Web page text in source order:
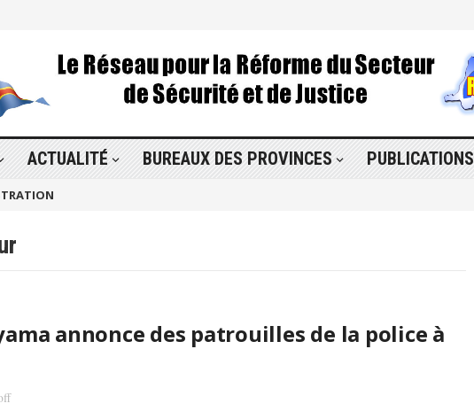
ACTUALITÉ BUREAUX DES PROVINCES PUBLICATIONS
annonce des patrouilles de la police à